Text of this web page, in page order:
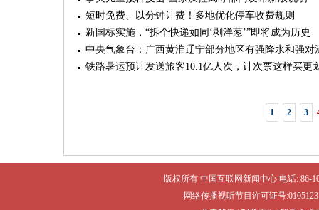
短时免费、以分钟计费！多地优化停车收费规则
新国标实施，“拆个快递如同‘剥洋葱’”即将成为历史
中央气象台：广西黄淮辽宁部分地区有强降水和强对
铁路暑运预计发送旅客10.1亿人次，计次票这样买更
1 2 3